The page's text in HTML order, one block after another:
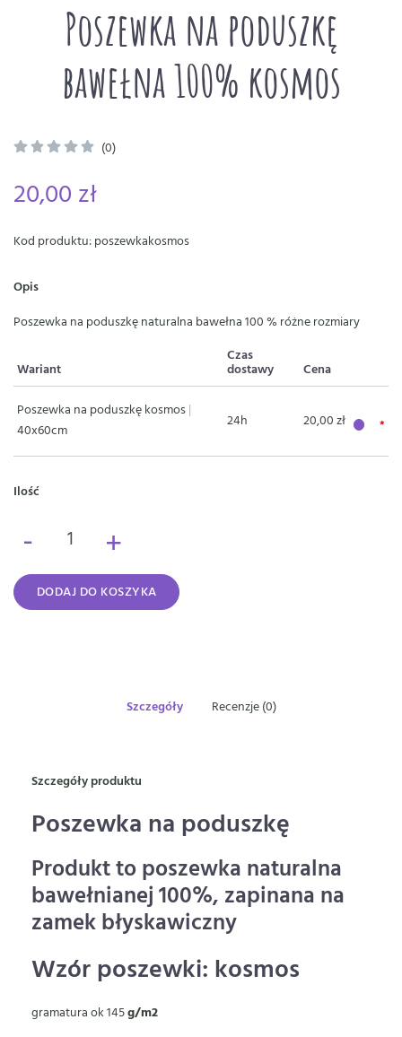
Poszewka na poduszkę
bawełna 100% kosmos
(0)
20,00 zł
Kod produktu: poszewkakosmos
Opis
Poszewka na poduszkę naturalna bawełna 100 % różne rozmiary
Wariant
Czas
dostawy
Cena
Poszewka na poduszkę kosmos|
40x60cm
24h 20,00 zł
Ilość
- +
DODAJ DO KOSZYKA
Szczegóły Recenzje (0)
Szczegóły produktu
Poszewka na poduszkę
Produkt to poszewka naturalna
bawełnianej 100%, zapinana na
zamek błyskawiczny
Wzór poszewki: kosmos
gramatura ok 145g/m2